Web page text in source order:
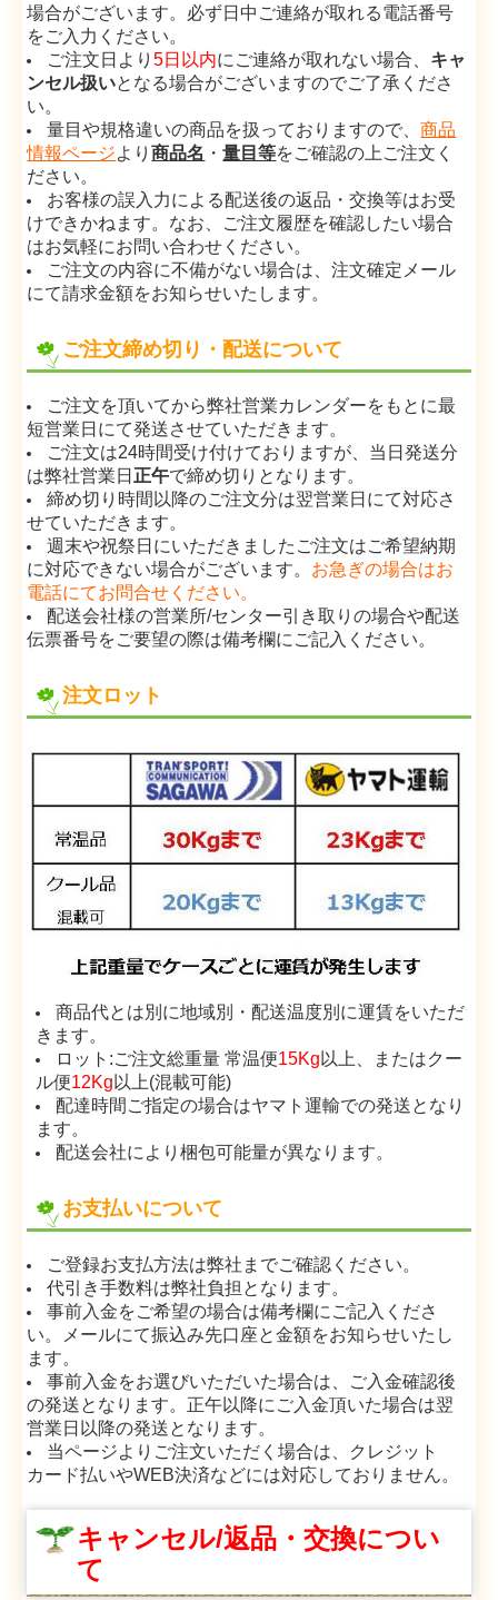
場合がございます。必ず日中ご連絡が取れる電話番号
をご入力ください。
ご注文日より5日以内にご連絡が取れない場合、 キャ
ンセル扱いとなる場合がございますのでご了承くださ
い。
量目や規格違いの商品を扱っておりますので、商品
情報ページより商品名 ・量目等をご確認の上ご注文く
ださい。
お客様の誤入力による配送後の返品・交換等はお受
けできかねます。なお、ご注文履歴を確認したい場合
はお気軽にお問い合わせください。
ご注文の内容に不備がない場合は、注文確定メール
にて請求金額をお知らせいたします。
ご注文締め切り・配送について
ご注文を頂いてから弊社営業カレンダーをもとに最
短営業日にて発送させていただきます。
ご注文は24時間受け付けておりますが、当日発送分
は弊社営業日 正午で締め切りとなります。
締め切り時間以降のご注文分は翌営業日にて対応さ
せていただきます。
週末や祝祭日にいただきましたご注文はご希望納期
に対応できない場合がございます。 お急ぎの場合はお
電話にてお問合せください。
配送会社様の営業所/センター引き取りの場合や配送
伝票番号をご要望の際は備考欄にご記入ください。
注文ロット
商品代とは別に地域別・配送温度別に運賃をいただ
きます。
ロット:ご注文総重量 常温便15Kg 以上、またはクー
ル便12Kg 以上(混載可能)
配達時間ご指定の場合はヤマト運輸での発送となり
ます。
配送会社により梱包可能量が異なります。
お支払いについて
ご登録お支払方法は弊社までご確認ください。
代引き手数料は弊社負担となります。
事前入金をご希望の場合は備考欄にご記入くださ
い。メールにて振込み先口座と金額をお知らせいたし
ます。
事前入金をお選びいただいた場合は、ご入金確認後
の発送となります。正午以降にご入金頂いた場合は翌
営業日以降の発送となります。
当ページよりご注文いただく場合は、クレジット
カード払いやWEB決済などには対応しておりません。
キャンセル/返品・交換につい
て